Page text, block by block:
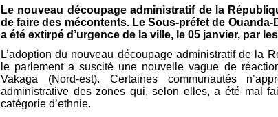
Le nouveau découpage administratif de la
de faire des mécontents. Le Sous-préfet de Ouanda-
a été extirpé d’urgence de la ville, le 05 janvier, par
L’adoption du nouveau découpage administratif de la
le parlement a suscité une nouvelle vague de
Vakaga (Nord-est). Certaines communautés
administrative des zones qui, selon elles, a été mal
catégorie d’ethnie.